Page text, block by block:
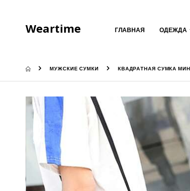
Weartime ГЛАВНАЯ ОДЕЖДА
МУЖСКИЕ СУМКИ КВАДРАТНАЯ СУМКА